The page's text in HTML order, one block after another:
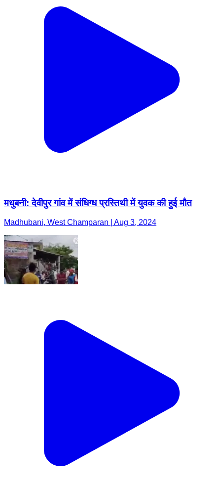
मधुबनी: देवीपुर गांव में संधिग्ध प्रस्तिथी में युवक की हुई मौत
Madhubani, West Champaran | Aug 3, 2024